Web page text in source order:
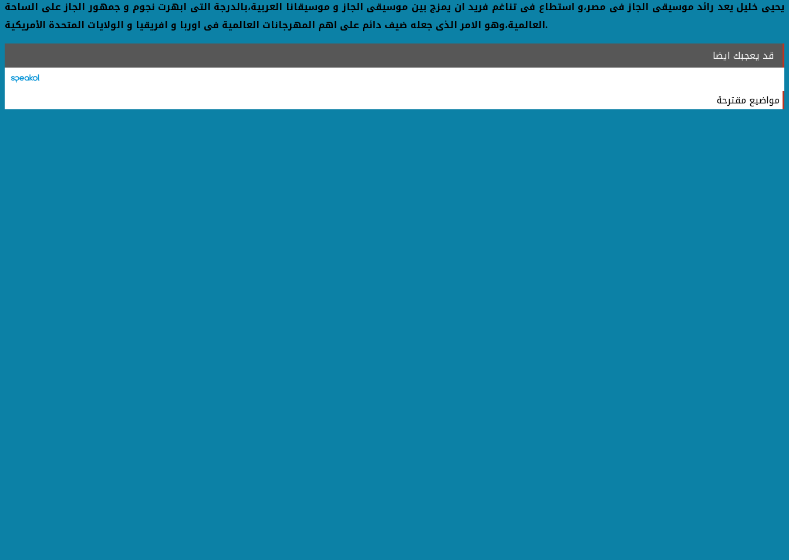
يحيى خليل يعد رائد موسيقى الجاز فى مصر،و استطاع فى تناغم فريد ان يمزج بين موسيقى الجاز و موسيقانا العربية،بالدرجة التى ابهرت نجوم و جمهور الجاز على الساحة
العالمية،وهو الامر الذى جعله ضيف دائم على اهم المهرجانات العالمية فى اوربا و افريقيا و الولايات المتحدة الأمريكية.
قد يعجبك ايضا
مواضيع مقترحة